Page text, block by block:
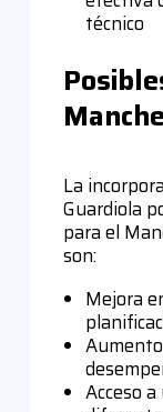
técnico
La
Guardiola
para el
son:
Mejora
Acceso